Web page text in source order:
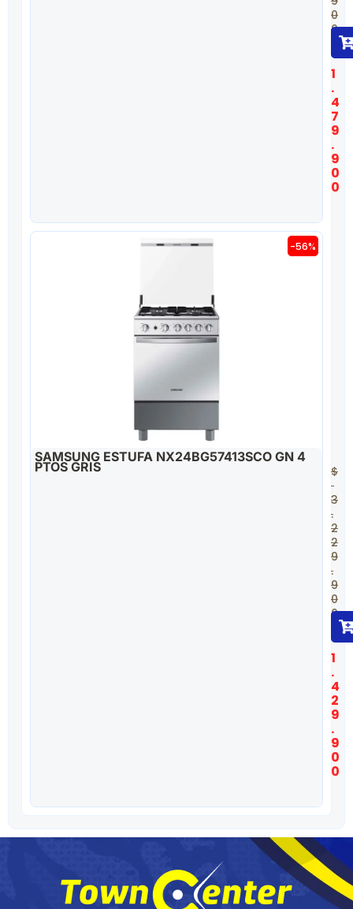
0
0
1
.
4
7
9
.
9
0
0
-56%
SAMSUNG ESTUFA NX24BG57413SCO GN 4
PTOS GRIS
$
3
.
2
2
9
.
9
0
0
1
.
4
2
9
.
9
0
0